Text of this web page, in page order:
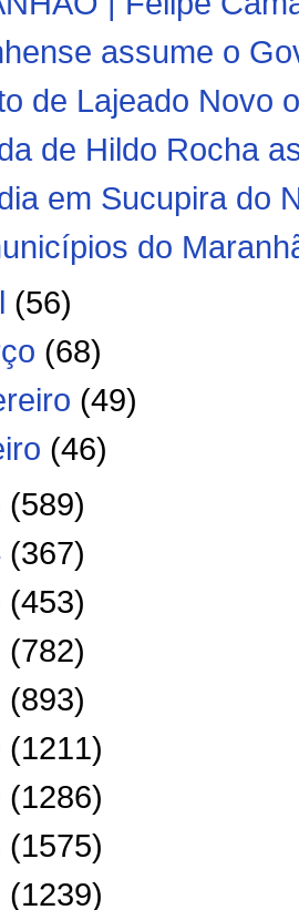
assume o
de Lajeado Novo
de Hildo Rocha
em Sucupira do
do
(56)
(68)
(49)
(46)
(589)
(367)
(453)
(782)
(893)
(1211)
(1286)
(1575)
(1239)